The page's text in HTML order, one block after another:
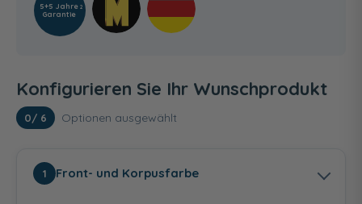
5+5 Jahre
Garantie
2
Konfigurieren Sie Ihr Wunschprodukt
0/ 6 Optionen ausgewählt
1 Front- und Korpusfarbe